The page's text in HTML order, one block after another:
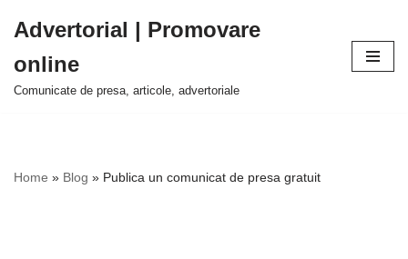
la
conținut
Advertorial | Promovare
online
Comunicate de presa, articole, advertoriale
Home » Blog » Publica un comunicat de presa gratuit